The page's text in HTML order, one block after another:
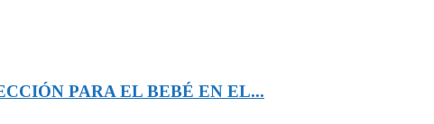
PARA EL BEBÉ EN EL...